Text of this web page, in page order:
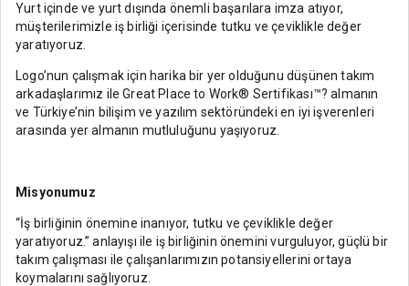
Yurt içinde ve yurt dışında önemli başarılara imza atıyor,
müşterilerimizle iş birliği içerisinde tutku ve çeviklikle değer
yaratıyoruz.
Logo’nun çalışmak için harika bir yer olduğunu düşünen takım
arkadaşlarımız ile Great Place to Work® Sertifikası™? almanın
ve Türkiye’nin bilişim ve yazılım sektöründeki en iyi işverenleri
arasında yer almanın mutluluğunu yaşıyoruz.
Misyonumuz
“İş birliğinin önemine inanıyor, tutku ve çeviklikle değer
yaratıyoruz.” anlayışı ile iş birliğinin önemini vurguluyor, güçlü bir
takım çalışması ile çalışanlarımızın potansiyellerini ortaya
koymalarını sağlıyoruz.